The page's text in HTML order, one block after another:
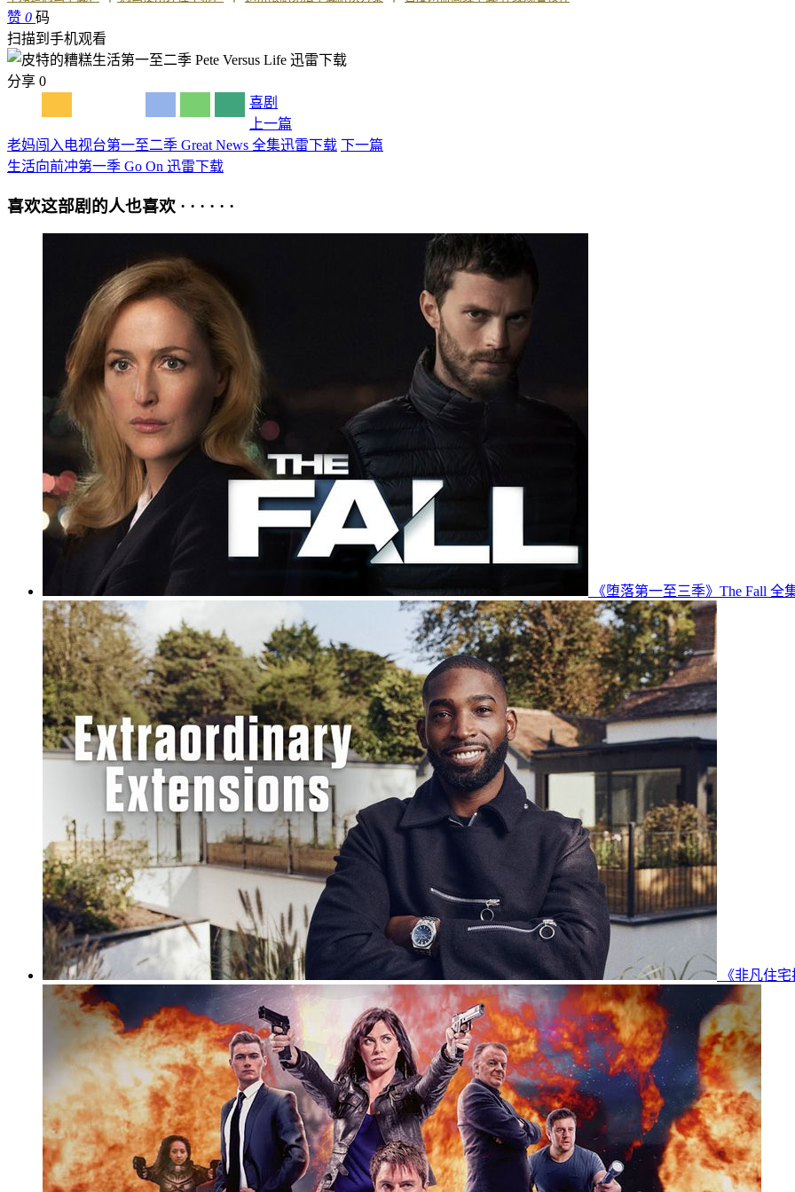
赞 0 码
扫描到手机观看
分享 0
喜剧
上一篇
老妈闯入电视台第一至二季 Great News 全集迅雷下载 下一篇
生活向前冲第一季 Go On 迅雷下载
喜欢这部剧的人也喜欢 · · · · · ·
《堕落第一至三季》The Fall 全
《非凡住